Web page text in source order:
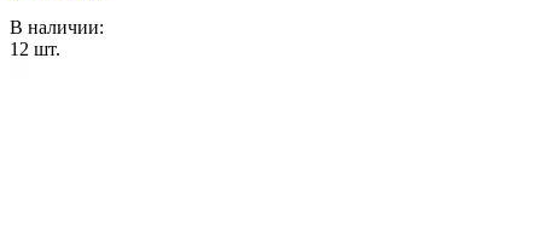
В наличии:
12 шт.